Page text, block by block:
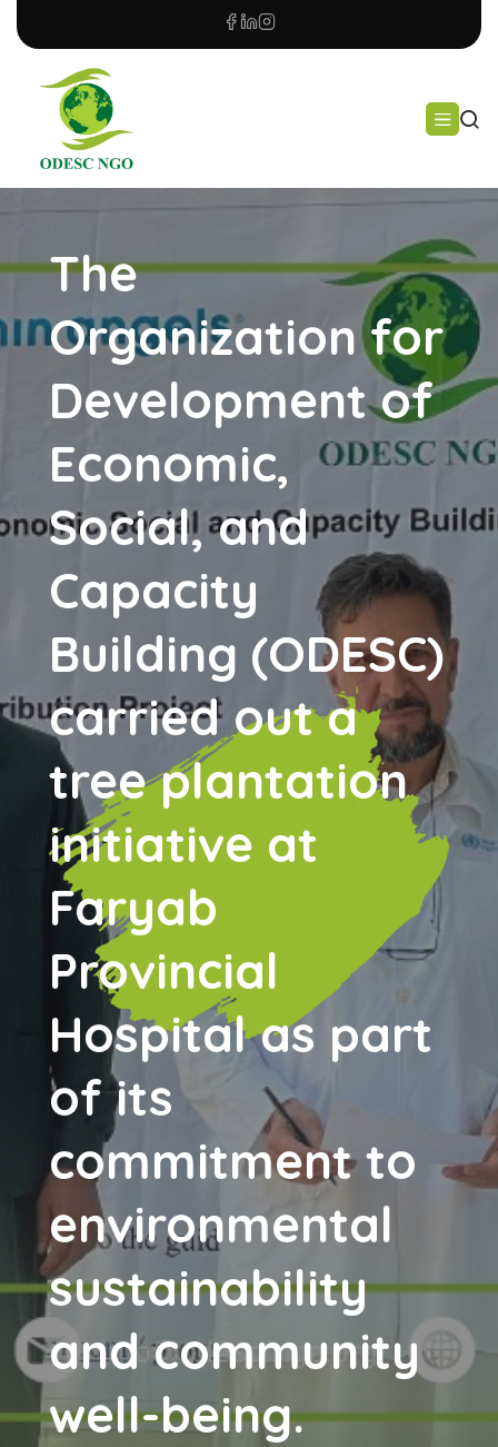
The
Organization for
Development of
Economic,
Social, and
Capacity
Building (ODESC)
carried out a
tree plantation
initiative at
Faryab
Provincial
Hospital as part
of its
commitment to
environmental
sustainability
and community
well-being.